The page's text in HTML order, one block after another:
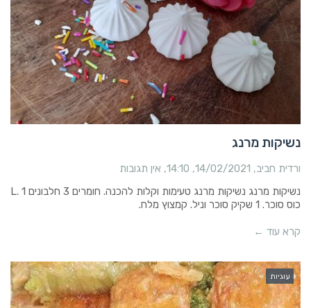
נשיקות מרנג
ורדית חביב 14/02/2021
14:10 אין תגובות
נשיקות מרנג נשיקות מרנג טעימות וקלות להכנה. חומרים 3 חלבונים L. 1
כוס סוכר. 1 שקיק סוכר וניל. קמצוץ מלח.
קרא עוד ←
עוגיות